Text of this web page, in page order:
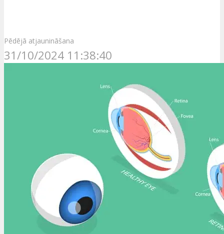
Pēdējā atjaunināšana
31/10/2024 11:38:40